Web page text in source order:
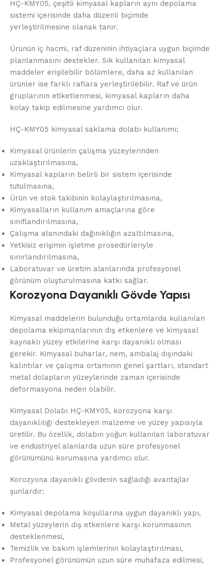
HÇ-KMY05, çeşitli kimyasal kapların aynı depolama
sistemi içerisinde daha düzenli biçimde
yerleştirilmesine olanak tanır.
Ürünün iç hacmi, raf düzeninin ihtiyaçlara uygun biçimde
planlanmasını destekler. Sık kullanılan kimyasal
maddeler erişilebilir bölümlere, daha az kullanılan
ürünler ise farklı raflara yerleştirilebilir. Raf ve ürün
gruplarının etiketlenmesi, kimyasal kapların daha
kolay takip edilmesine yardımcı olur.
HÇ-KMY05 kimyasal saklama dolabı kullanımı;
Kimyasal ürünlerin çalışma yüzeylerinden
uzaklaştırılmasına,
Kimyasal kapların belirli bir sistem içerisinde
tutulmasına,
Ürün ve stok takibinin kolaylaştırılmasına,
Kimyasalların kullanım amaçlarına göre
sınıflandırılmasına,
Çalışma alanındaki dağınıklığın azaltılmasına,
Yetkisiz erişimin işletme prosedürleriyle
sınırlandırılmasına,
Laboratuvar ve üretim alanlarında profesyonel
görünüm oluşturulmasına katkı sağlar.
Korozyona Dayanıklı Gövde Yapısı
Kimyasal maddelerin bulunduğu ortamlarda kullanılan
depolama ekipmanlarının dış etkenlere ve kimyasal
kaynaklı yüzey etkilerine karşı dayanıklı olması
gerekir. Kimyasal buharlar, nem, ambalaj dışındaki
kalıntılar ve çalışma ortamının genel şartları, standart
metal dolapların yüzeylerinde zaman içerisinde
deformasyona neden olabilir.
Kimyasal Dolabı HÇ-KMY05, korozyona karşı
dayanıklılığı destekleyen malzeme ve yüzey yapısıyla
üretilir. Bu özellik, dolabın yoğun kullanılan laboratuvar
ve endüstriyel alanlarda uzun süre profesyonel
görünümünü korumasına yardımcı olur.
Korozyona dayanıklı gövdenin sağladığı avantajlar
şunlardır:
Kimyasal depolama koşullarına uygun dayanıklı yapı,
Metal yüzeylerin dış etkenlere karşı korunmasının
desteklenmesi,
Temizlik ve bakım işlemlerinin kolaylaştırılması,
Profesyonel görünümün uzun süre muhafaza edilmesi,